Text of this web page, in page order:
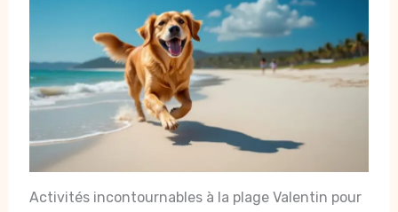
Activités incontournables à la plage Valentin pour